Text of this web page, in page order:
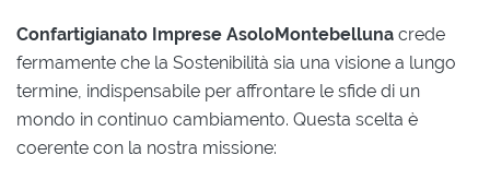
Confartigianato Imprese AsoloMontebelluna crede
fermamente che la Sostenibilità sia una visione a lungo
termine, indispensabile per affrontare le sfide di un
mondo in continuo cambiamento. Questa scelta è
coerente con la nostra missione: